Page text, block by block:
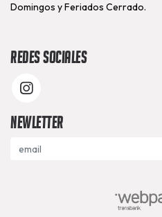
Domingos y Feriados Cerrado.
Redes Sociales
Newletter